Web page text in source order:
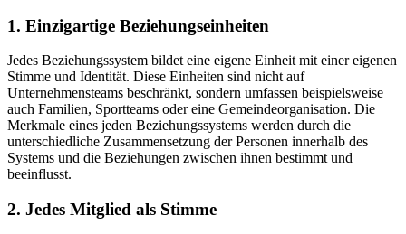
1. Einzigartige Beziehungseinheiten
Jedes Beziehungssystem bildet eine eigene Einheit mit einer eigenen
Stimme und Identität. Diese Einheiten sind nicht auf
Unternehmensteams beschränkt, sondern umfassen beispielsweise
auch Familien, Sportteams oder eine Gemeindeorganisation. Die
Merkmale eines jeden Beziehungssystems werden durch die
unterschiedliche Zusammensetzung der Personen innerhalb des
Systems und die Beziehungen zwischen ihnen bestimmt und
beeinflusst.
2. Jedes Mitglied als Stimme